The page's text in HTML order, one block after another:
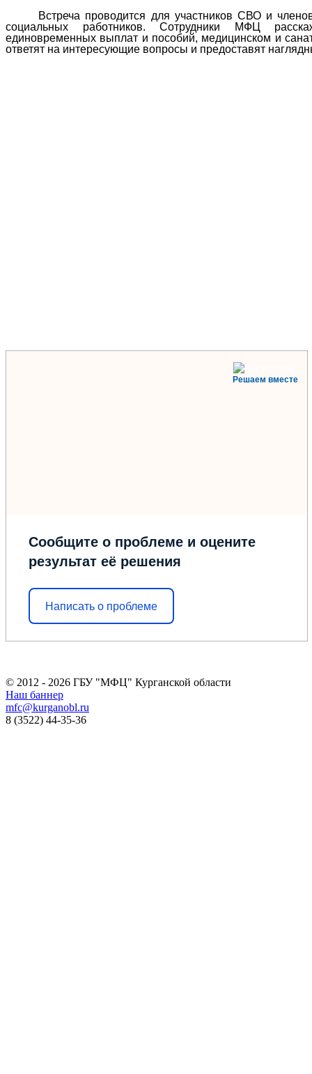
Встреча проводится для участников СВО и
социальных работников. Сотрудники МФЦ
единовременных выплат и пособий, медицинском и
ответят на интересующие вопросы и предоставят
Решаем вместе
Сообщите о проблеме и оцените
результат её решения
Написать о проблеме
© 2012 - 2026 ГБУ "МФЦ" Курганской области
Наш баннер
mfc@kurganobl.ru
8 (3522) 44-35-36